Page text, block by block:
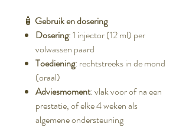
🧴 Gebruik en dosering
Dosering: 1 injector (12 ml) per
volwassen paard
Toediening: rechtstreeks in de mond
(oraal)
Adviesmoment: vlak voor of na een
prestatie, of elke 4 weken als
algemene ondersteuning